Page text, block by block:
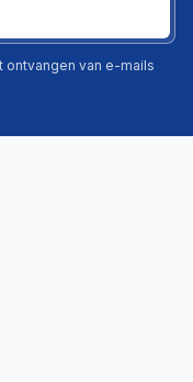
ontvangen van e-mails